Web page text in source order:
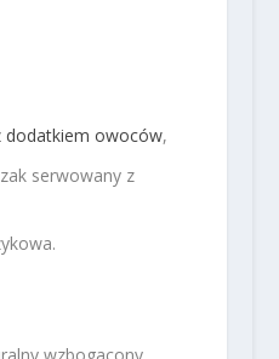
dodatkiem owoców,
serwowany z